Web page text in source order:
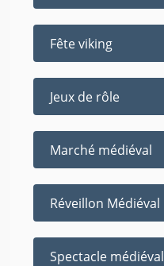
Fête viking
Jeux de rôle
Marché médiéval
Réveillon Médiéval
Spectacle médiéval